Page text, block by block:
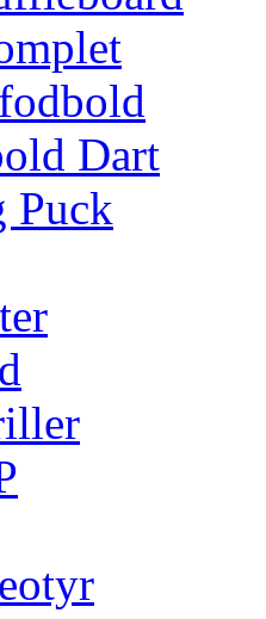
Dart
Puck